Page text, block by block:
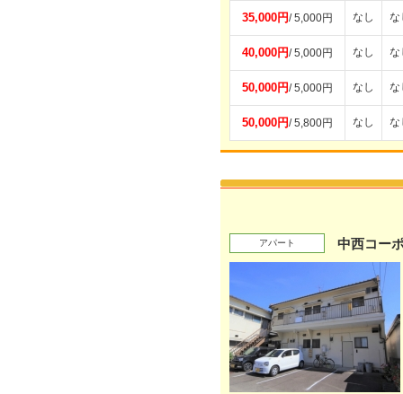
35,000円/ 5,000円 なし な
40,000円/ 5,000円 なし な
50,000円/ 5,000円 なし な
50,000円/ 5,800円 なし な
アパート 中西コー